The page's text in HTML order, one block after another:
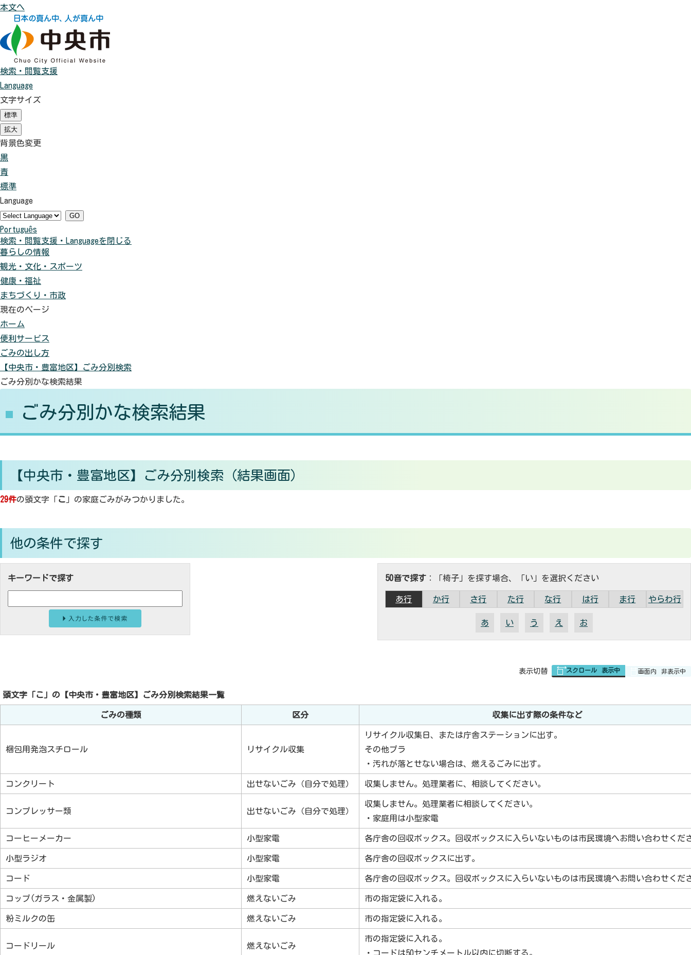
本文へ
検索・閲覧支援
Language
文字サイズ
標準
初
期
状
拡大
初
期
背景色変更
黒
色
を
黒
色
に
す
る
青
景
色
を
青
色
に
す
る
標準
景
色
を
元
に
戻
す
Language
GO
Português
検索・閲覧支援・
Languageを閉じる
暮らしの情報
観光・文化・スポーツ
健康・福祉
まちづくり・市政
現在のページ
ホーム
便利サービス
ごみの出し方
【中央市・豊富地区】ごみ分別検索
ごみ分別かな検索結果
ごみ分別かな検索結果
【中央市・豊富地区】ごみ分別検索 （結果画面）
29件の頭文字「こ 」の家庭ごみがみつかりました。
他の条件で探す
キーワードで探す 50音で探す ：「椅子」を探す場合、「い」を選択ください
あ行 か行 さ行 た行 な行 は行 ま行 やらわ行
あ い う え お
表
表示切替 スクロール 表示中 画面内 非表示中
頭文字「こ 」の 【中央市・豊富地区】ごみ分別検索結果一覧
ごみの種類 区分 収集に出す際の条件など
梱包用発泡スチロール リサイクル収集
リサイクル収集日、または庁舎ステーションに出す。
その他プラ
・汚れが落とせない場合は、燃えるごみに出す。
コンクリート 出せないごみ（自分で処理） 収集しません。処理業者に、相談してください。
コンプレッサー類 出せないごみ（自分で処理）
収集しません。処理業者に相談してください。
・家庭用は小型家電
コーヒーメーカー 小型家電 各庁舎の回収ボックス。回収ボックスに入らいないものは市民環境へお問い合わせくだ
小型ラジオ 小型家電 各庁舎の回収ボックスに出す。
コード 小型家電 各庁舎の回収ボックス。回収ボックスに入らいないものは市民環境へお問い合わせくだ
コップ(ガラス・金属製) 燃えないごみ 市の指定袋に入れる。
粉ミルクの缶 燃えないごみ 市の指定袋に入れる。
コードリール 燃えないごみ
市の指定袋に入れる。
・コードは50センチメートル以内に切断する。